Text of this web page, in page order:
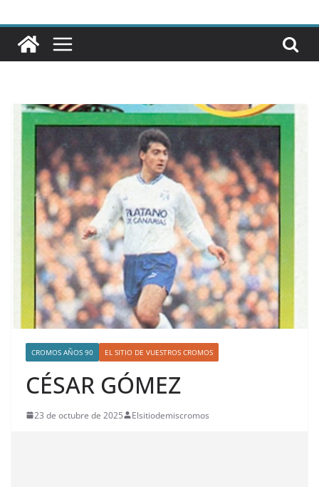
CROMOS AÑOS 90 EL SITIO DE VUESTROS CROMOS
CÉSAR GÓMEZ
23 de octubre de 2025 Elsitiodemiscromos